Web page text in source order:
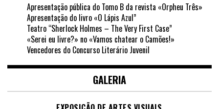
Apresentação pública do Tomo B da revista «Orpheu Três»
Apresentação do livro «O Lápis Azul”
Teatro “Sherlock Holmes – The Very First Case”
«Serei eu livre?» no «Vamos chatear o Camões!»
Vencedores do Concurso Literário Juvenil
GALERIA